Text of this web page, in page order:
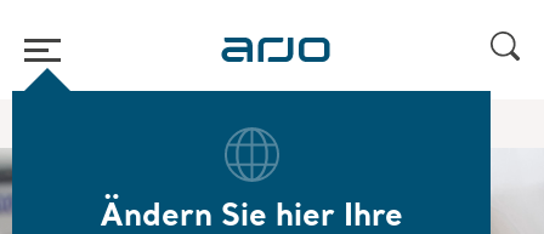
Ändern Sie hier Ihre
Danke für Ihre Anmeldung